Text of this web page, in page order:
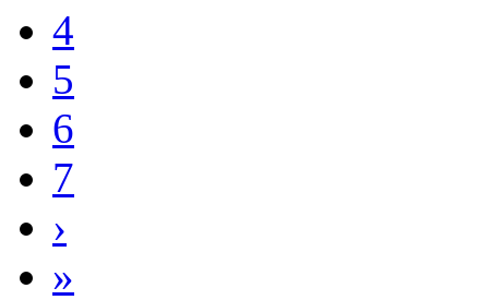
4
5
6
7
›
»